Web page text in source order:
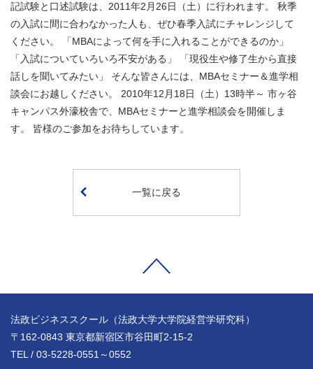
記試験と口述試験は、2011年2月26日（土）に行われます。 秋季
の入試に間に合わなかった人も、ぜひ春季入試にチャレンジして
ください。 「MBAによって何を手に入れることができるのか」
「入試についていろいろ不安がある」 「現役生や修了生から直接
話しを聞いてみたい」 そんな皆さんには、MBAセミナー＆進学相
談会にお越しください。 2010年12月18日（土）13時半～ 市ヶ谷
キャンパス外濠校舎で、MBAセミナーと進学相談会を開催しま
す。 皆様のご参加をお待ちしています。
一覧に戻る
法政ビジネススクール（法政大学大学院経営学研究科）
〒162-0843 東京都新宿区市谷田町2-15-2
TEL / 03-5228-0551～0552